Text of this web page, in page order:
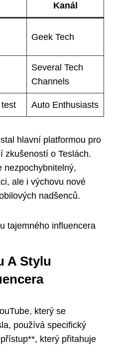
Kanál
Geek Tech
Several Tech
Channels
Auto Enthusiasts
hlavní platformou pro
zkušeností o Teslách.
nezpochybnitelný,
ale i výchovu nové
nadšenců.
A Stylu
který se
používá specifický
který přitahuje